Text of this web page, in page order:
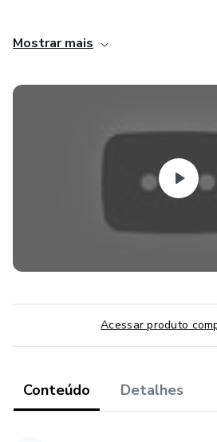
CIÊNCIA E ESPIRITUALIDADE
mente aceitar uma definição errada
Mostrar mais
Acessar produto
Conteúdo Detalhes